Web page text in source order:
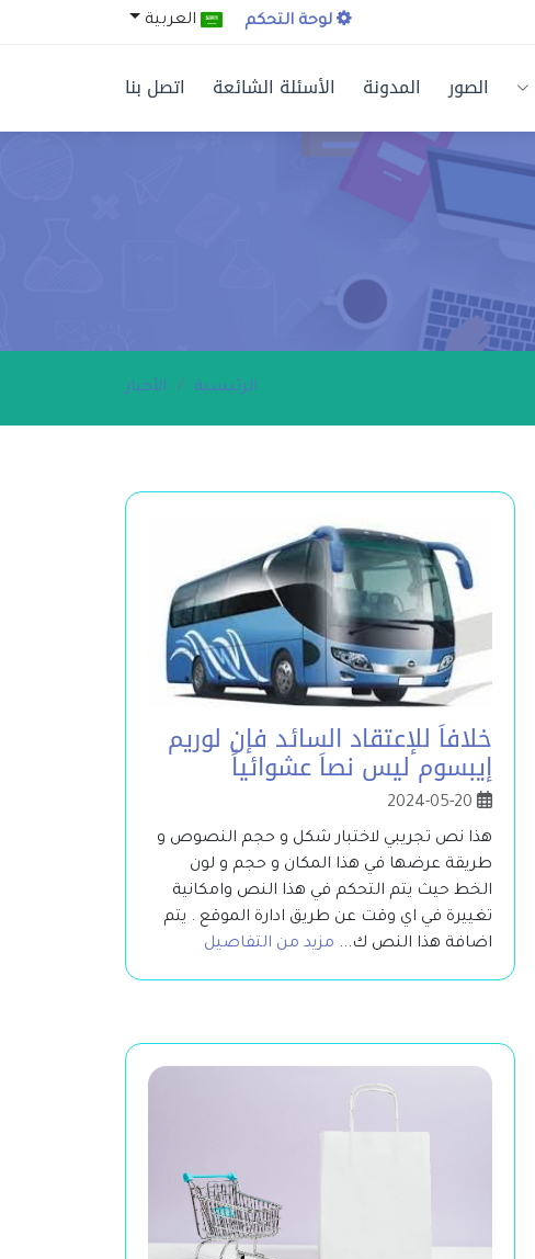
لوحة التحكم
الصور المدونة الأسئلة الشائعة اتصل بنا
الرئيسية الأخبار
خلافاَ للإعتقاد السائد فإن لوريم
إيبسوم ليس نصاَ عشوائياً
هذا نص تجريبي لاختبار شكل و حجم النصوص و
طريقة عرضها في هذا المكان و حجم و لون
الخط حيث يتم التحكم في هذا النص وامكانية
تغييرة في اي وقت عن طريق ادارة الموقع . يتم
اضافة هذا النص ك... مزيد من التفاصيل